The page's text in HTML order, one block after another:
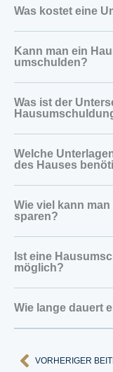
Was kostet eine
Kann man ein
umschulden?
Was ist der
Welche
des Hauses
Wie viel kann
sparen?
Ist eine
möglich?
Wie lange dauert
Zurück
VORHERIGER